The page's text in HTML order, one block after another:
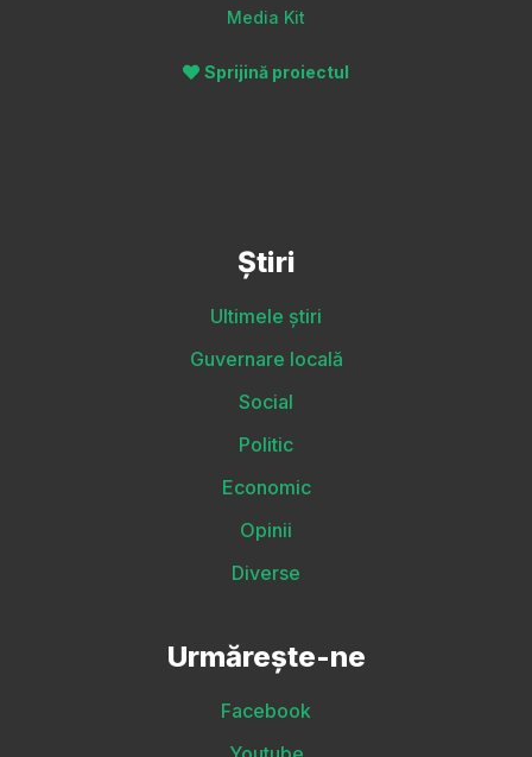
Media Kit
Sprijină proiectul
Știri
Ultimele știri
Guvernare locală
Social
Politic
Economic
Opinii
Diverse
Urmărește-ne
Facebook